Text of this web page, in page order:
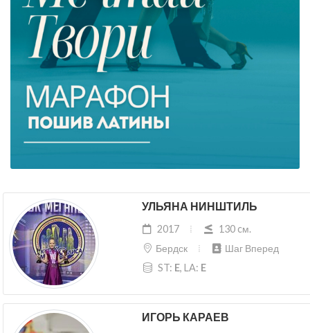
УЛЬЯНА НИНШТИЛЬ
2017
130 cм.
Бердск
Шаг Вперед
ST: E, LA: E
ИГОРЬ КАРАЕВ